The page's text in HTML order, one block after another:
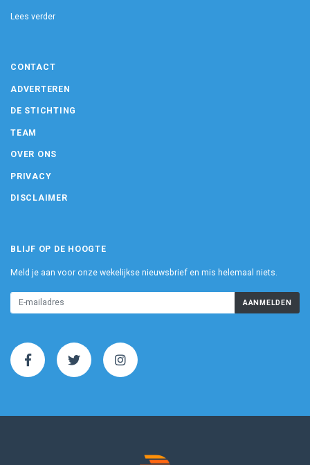
Lees verder
CONTACT
ADVERTEREN
DE STICHTING
TEAM
OVER ONS
PRIVACY
DISCLAIMER
BLIJF OP DE HOOGTE
Meld je aan voor onze wekelijkse nieuwsbrief en mis helemaal niets.
AANMELDEN